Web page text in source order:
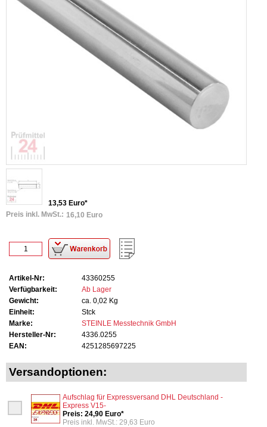
13,53 Euro*
Preis inkl. MwSt.: 16,10 Euro
Artikel-Nr:
43360255
Verfügbarkeit:
Ab Lager
Gewicht:
ca. 0,02 Kg
Einheit:
Stck
Marke:
STEINLE Messtechnik GmbH
Hersteller-Nr:
4336.0255
EAN:
4251285697225
Versandoptionen:
Aufschlag für Expressversand DHL Deutschland -
Express V15-
Preis: 24,90 Euro*
Preis inkl. MwSt.: 29,63 Euro